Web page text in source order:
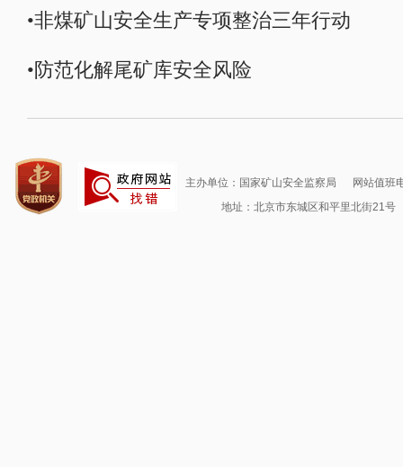
•非煤矿山安全生产专项整治三年行动
•防范化解尾矿库安全风险
主办单位：国家矿山安全监察局
网站值班
地址：北京市东城区和平里北街21号